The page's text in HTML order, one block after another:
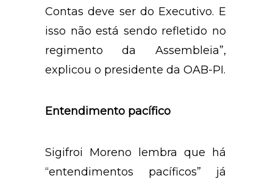
Contas deve ser do Executivo. E
isso não está sendo refletido no
regimento da Assembleia”,
explicou o presidente da OAB-PI.
Entendimento pacífico
Sigifroi Moreno lembra que há
“entendimentos pacíficos” já